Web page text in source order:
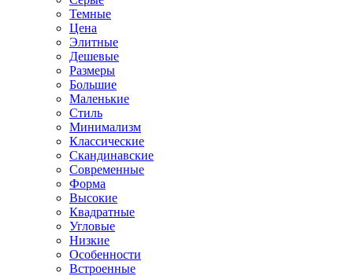
Темные
Цена
Элитные
Дешевые
Размеры
Большие
Маленькие
Стиль
Минимализм
Классические
Скандинавские
Современные
Форма
Высокие
Квадратные
Угловые
Низкие
Особенности
Встроенные